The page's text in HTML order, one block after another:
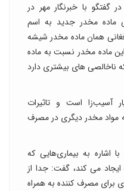
گفتگو با خبرنگار مهر در
ماده مخدر جدید به اسم
همان ماده مخدر شیشه
ماده مخدر نسبت به ماده
ناخالصی های بیشتری دارد
آسیب‌زا است و تاثیرات
مواد مخدر دیگری در مصرف
اشاره به بیماری‌هایی که
می کند، گفت: جدا از
برای مصرف کننده به همراه